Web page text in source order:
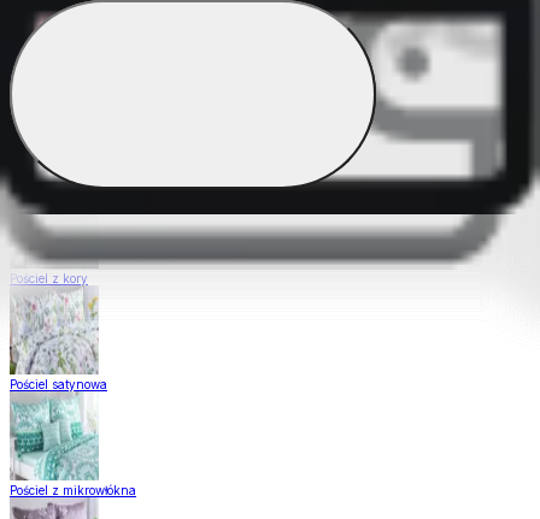
Pościel Dual Feel
Pościel z gładkiej bawełny
Pościel z kory
Pościel satynowa
Pościel z mikrowłókna